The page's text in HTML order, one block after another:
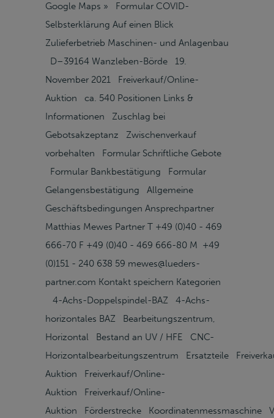
Google Maps » Formular COVID-
Selbsterklärung Auf einen Blick
Zulieferbetrieb Maschinen- und Anlagenbau
D–39164 Wanzleben-Börde 19.
November 2021 Freiverkauf/Online-
Auktion ca. 540 Positionen Links &
Informationen Zuschlag bei
Gebotsakzeptanz Zwischenverkauf
vorbehalten Formular Schriftliche Gebote
Formular Bankbestätigung Formular
Gelangensbestätigung Allgemeine
Geschäftsbedingungen Ansprechpartner
Matthias Mewes Partner T +49 (0)40 - 469
666-70 F +49 (0)40 - 469 666-80 M +49
(0)151 - 240 638 59 mewes@lueders-
partner.com Kontakt speichern Kategorien
4-Achs-Doppelspindel-BAZ 4-Achs-
horizontales BAZ Bearbeitungszentrum,
Horizontal Bestand an UV / HFE CNC-
Horizontalbearbeitungszentrum Ersatzteile
Auktion Freiverkauf/Online-
Auktion Freiverkauf/Online-
Auktion Förderstrecke Koordinatenmessmaschine